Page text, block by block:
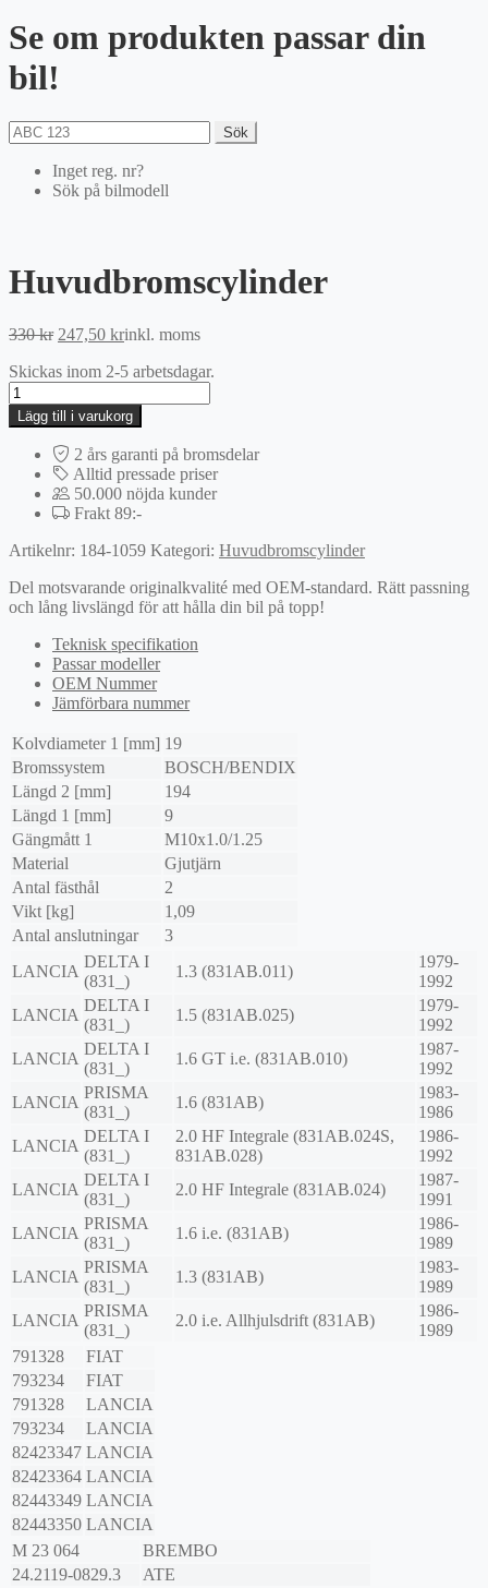
Se om produkten passar din
bil!
Sök
Inget reg. nr?
Sök på bilmodell
Huvudbromscylinder
330kr Det
priset
330 kr.
247,50 krDet
priset
247,50 kr.
inkl. moms
Skickas inom 2-5 arbetsdagar.
Huvudbromscylinder
mängd
Lägg till i varukorg
2 års garanti på bromsdelar
Alltid pressade priser
50.000 nöjda kunder
Frakt 89:-
Artikelnr: 184-1059 Kategori: Huvudbromscylinder
Del motsvarande originalkvalité med OEM-standard. Rätt passning
och lång livslängd för att hålla din bil på topp!
Teknisk specifikation
Passar modeller
OEM Nummer
Jämförbara nummer
Kolvdiameter 1 [mm] 19
Bromssystem
BOSCH/BENDIX
Längd 2 [mm]
194
Längd 1 [mm]
9
Gängmått 1
M10x1.0/1.25
Material
Gjutjärn
Antal fästhål
2
Vikt [kg]
1,09
Antal anslutningar
3
LANCIA
DELTA I
(831_)
1.3 (831AB.011)
1979-
1992
LANCIA
DELTA I
(831_)
1.5 (831AB.025)
1979-
1992
LANCIA
DELTA I
(831_)
1.6 GT i.e. (831AB.010)
1987-
1992
LANCIA
PRISMA
(831_)
1.6 (831AB)
1983-
1986
LANCIA
DELTA I
(831_)
2.0 HF Integrale (831AB.024S,
831AB.028)
1986-
1992
LANCIA
DELTA I
(831_)
2.0 HF Integrale (831AB.024)
1987-
1991
LANCIA
PRISMA
(831_)
1.6 i.e. (831AB)
1986-
1989
LANCIA
PRISMA
(831_)
1.3 (831AB)
1983-
1989
LANCIA
PRISMA
(831_)
2.0 i.e. Allhjulsdrift (831AB)
1986-
1989
791328
FIAT
793234
FIAT
791328
LANCIA
793234
LANCIA
82423347 LANCIA
82423364 LANCIA
82443349 LANCIA
82443350 LANCIA
M 23 064
BREMBO
24.2119-0829.3
ATE